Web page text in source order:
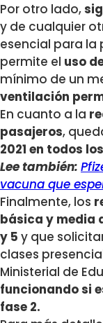
Por otro lado,
y de cualquier
esencial para la
permite el uso
mínimo de un
ventilación
En cuanto a la
pasajeros,
2021 en todos
Lee también:
vacuna que
Finalmente, los
básica y media
y 5 y que
clases
Ministerial de
funcionando si
fase 2.